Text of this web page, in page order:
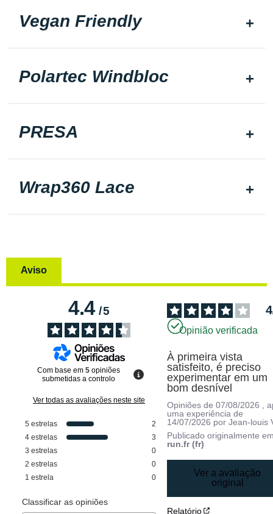
Vegan Friendly
Polartec Windbloc
PRESA
Wrap360 Lace
Aviso
4.4/5
Com base em 5 opiniões
submetidas a controlo
Ver todas as avaliações neste site
5 estrelas
2
4 estrelas
3
3 estrelas
0
2 estrelas
0
1 estrela 0
Classificar as opiniões
4
Opinião verificada
À primeira vista
satisfeito, é preciso
experimentar em um
bom desnível
Opiniões de07/08/2026
,
uma experiência de
14/07/2026 porJean-louis
Publicado originalmente
run.fr (fr)
Ver a avaliação
original
Relatório